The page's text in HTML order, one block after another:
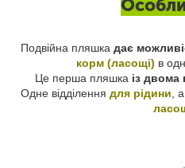
Подвійна пляшка дає
корм (ласощі) в
Це перша пляшка із двома
Одне відділення для рідини,